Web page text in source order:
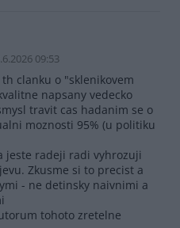
09:53
clanku o "sklenikovem
napsany vedecko
travit cas hadanim se o
moznosti 95% (u politiku
jeste radeji radi vyhrozuji
Zkusme si to precist a
- ne detinsky naivnimi a
tohoto zretelne